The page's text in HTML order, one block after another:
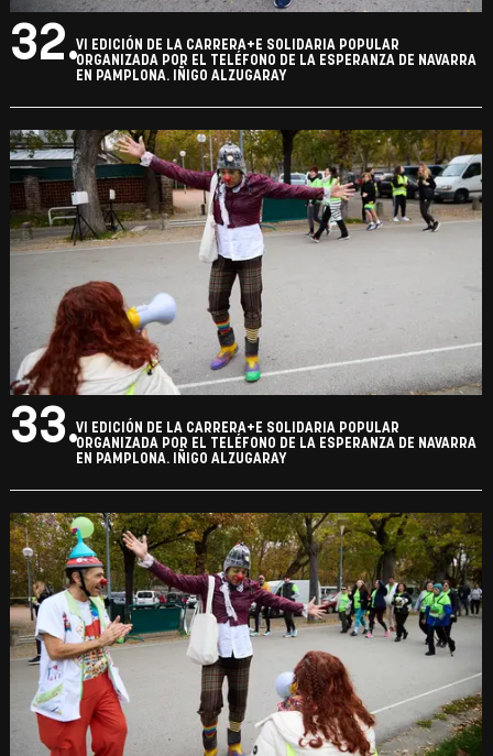
32.VI EDICIÓN DE LA CARRERA+E SOLIDARIA POPULAR
ORGANIZADA POR EL TELÉFONO DE LA ESPERANZA DE NAVARRA
EN PAMPLONA. IÑIGO ALZUGARAY
33.VI EDICIÓN DE LA CARRERA+E SOLIDARIA POPULAR
ORGANIZADA POR EL TELÉFONO DE LA ESPERANZA DE NAVARRA
EN PAMPLONA. IÑIGO ALZUGARAY